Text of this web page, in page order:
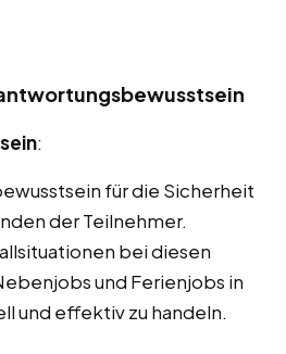
:
für die Sicherheit
der Teilnehmer.
bei diesen
und Ferienjobs in
und effektiv zu handeln.